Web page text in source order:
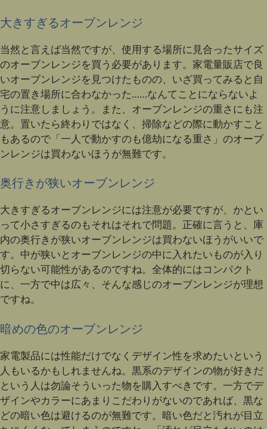
大きすぎるオーブンレンジ
当然と言えば当然ですが、使用する場所に見合ったサイズ
のオーブンレンジを買う必要があります。家電量販店で良
いオーブンレンジを見つけたものの、いざ買ってみると自
宅の置き場所に合わなかった……なんてことにならないよ
うに注意しましょう。また、オーブンレンジの重さにも注
意。置いたら終わりではなく、掃除などの際に動かすこと
もあるので「一人で動かすのも億劫になる重さ」のオーブ
ンレンジは買わないほうが無難です。
奥行きが狭いオーブンレンジ
大きすぎるオーブンレンジには注意が必要ですが、かとい
って小さすぎるのもそれはそれで問題。正確に言うと、庫
内の奥行きが狭いオーブンレンジは買わないほうがいいで
す。中が狭いとオーブンレンジの中に入れたいものが入り
切らない可能性があるのですね。全体的にはコンパクト
に、一方で中は広々、そんな感じのオーブンレンジが理想
ですね。
暗めの色のオーブンレンジ
家電製品には性能だけでなくデザイン性を求めたいという
人もいるかもしれませんね。黒系のデザインの物が好きだ
という人は勿論そういった物を購入すべきです。一方でデ
ザインやカラーにあまりこだわりがないのであれば、黒な
どの暗い色は避けるのが無難です。暗い色だと汚れが目立